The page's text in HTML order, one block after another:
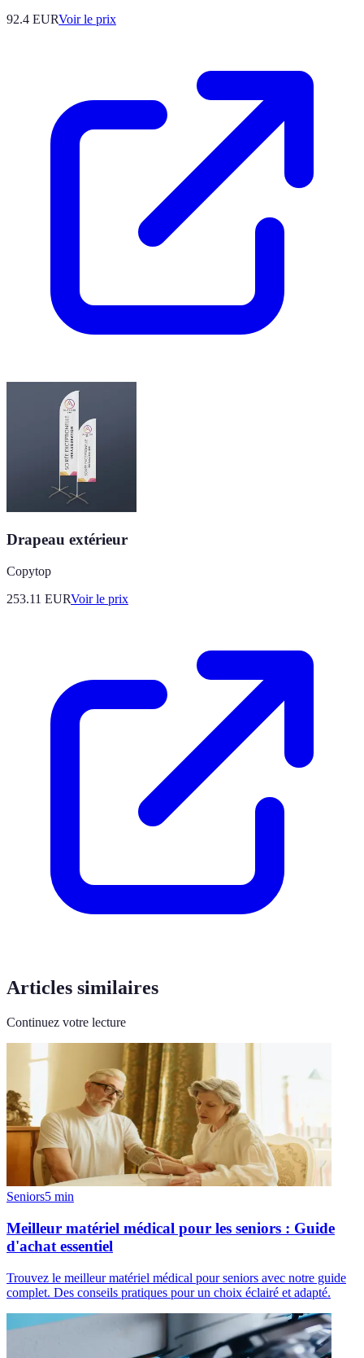
92.4 EURVoir le prix
Drapeau extérieur
Copytop
253.11 EURVoir le prix
Articles similaires
Continuez votre lecture
Seniors5 min
Meilleur matériel médical pour les seniors : Guide
d'achat essentiel
Trouvez le meilleur matériel médical pour seniors avec notre guide
complet. Des conseils pratiques pour un choix éclairé et adapté.